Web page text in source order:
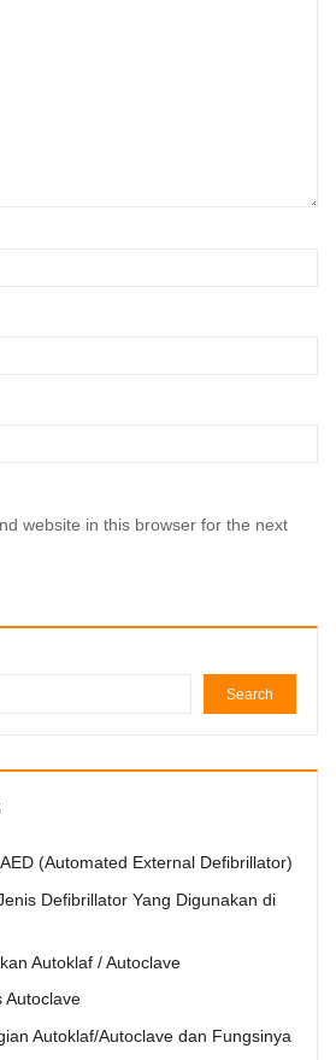
website in this browser for the next
Search
(Automated External Defibrillator)
Defibrillator Yang Digunakan di
Autoklaf / Autoclave
Autoclave
Autoklaf/Autoclave dan Fungsinya